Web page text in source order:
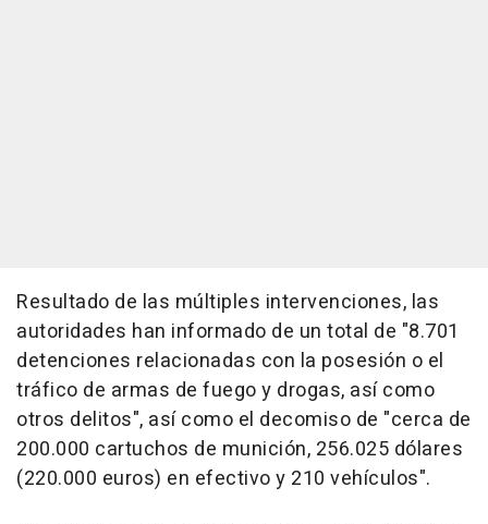
Resultado de las múltiples intervenciones, las
autoridades han informado de un total de "8.701
detenciones relacionadas con la posesión o el
tráfico de armas de fuego y drogas, así como
otros delitos", así como el decomiso de "cerca de
200.000 cartuchos de munición, 256.025 dólares
(220.000 euros) en efectivo y 210 vehículos".